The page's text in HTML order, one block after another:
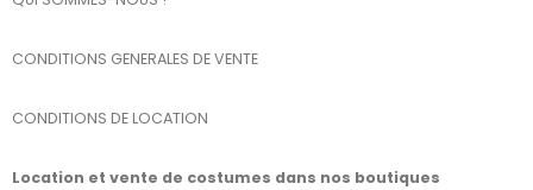
CONDITIONS GENERALES DE VENTE
CONDITIONS DE LOCATION
Location et vente de costumes dans nos boutiques